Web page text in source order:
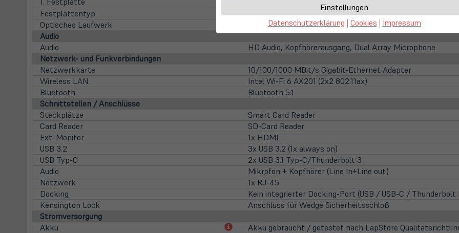
Tab)
Festplattentyp
Solid State Disk
Optisches Laufwerk
nicht vorhanden
Audio
Audio
HD Audio, Kopfhörerausgang, Dual Array Microphone
Netzwerk- und Funkverbindungen
Netzwerkkarte
10/100/1000 MBit/s Gigabit-Ethernet Adapter
Wireless LAN
Intel Wi-Fi 6 AX201 (2x2 802.11ax)
Bluetooth
Bluetooth 5.1
Schnittstellen / Anschlüsse
Steckplätze
Smart Card Reader
Card Reader
SD-Card Reader
Ext. Monitor
1x HDMI
USB 3.2
3x USB 3.2 (1x always on)
USB Typ-C
2x USB 3.1 Typ-C/Thunderbolt 3
Audio
Mikrofon + Kopfhörer (Line In+Line out)
Netzwerk
1x RJ-45
Docking
Kein integrierter Docking-Port (USB / USB-C /
Kensington Lock
Anschluss für Wedge Sicherheitsschloß
Stromversorgung
Akku
(öffnetAkku gebraucht / getestet nach LapStore
Einstellungen
Datenschutzerklärung | Cookies | Impressum